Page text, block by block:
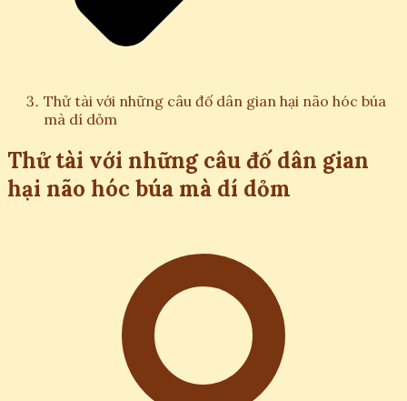
Thử tài với những câu đố dân gian hại não hóc búa
mà dí dỏm
Thử tài với những câu đố dân gian
hại não hóc búa mà dí dỏm